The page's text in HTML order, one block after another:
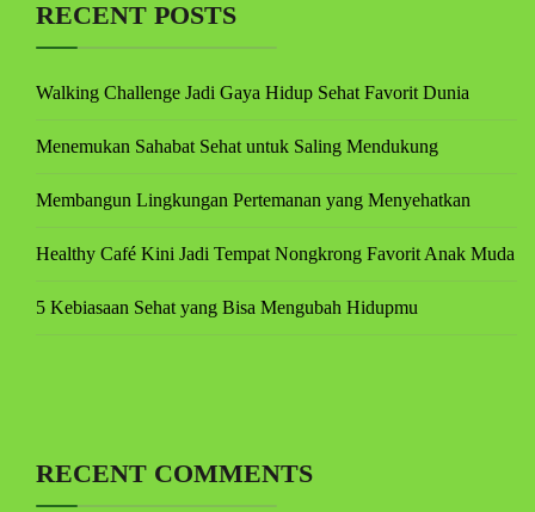
RECENT POSTS
Walking Challenge Jadi Gaya Hidup Sehat Favorit Dunia
Menemukan Sahabat Sehat untuk Saling Mendukung
Membangun Lingkungan Pertemanan yang Menyehatkan
Healthy Café Kini Jadi Tempat Nongkrong Favorit Anak Muda
5 Kebiasaan Sehat yang Bisa Mengubah Hidupmu
RECENT COMMENTS